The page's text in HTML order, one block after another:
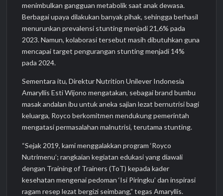
menimbulkan gangguan metabolik saat anak dewasa.
Berbagai upaya dilakukan banyak pihak, sehingga berhasil
menurunkan prevalensi stunting menjadi 21,6% pada
2023. Namun, kolaborasi tersebut masih dibutuhkan guna
mencapai target pengurangan stunting menjadi 14%
pada 2024.
Sementara itu, Direktur Nutrition Unilever Indonesia
Amaryllis Esti Wijono mengatakan, sebagai brand bumbu
masak andalan ibu untuk aneka sajian lezat bernutrisi bagi
keluarga, Royco berkomitmen mendukung pemerintah
mengatasi permasalahan malnutrisi, terutama stunting.
“Sejak 2019, kami menggalakkan program ‘Royco
Nutrimenu’; rangkaian kegiatan edukasi yang diawali
dengan Training of Trainers (ToT) kepada kader
kesehatan mengenai pedoman ‘Isi Piringku’ dan inspirasi
ragam resep lezat bergizi seimbang,” tegas Amaryllis.